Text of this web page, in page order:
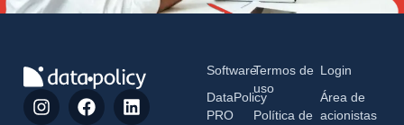
Software
DataPolicy
PRO
Termos de
uso
Política de
Login
Área de
acionistas